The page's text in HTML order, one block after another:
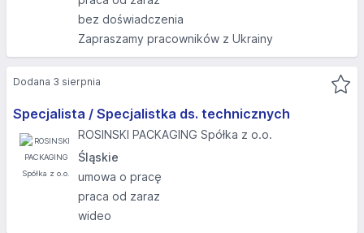
bez doświadczenia
Zapraszamy pracowników z Ukrainy
Specjalista / Specjalistka ds. technicznych
ROSINSKI PACKAGING Spółka z o.o.
Śląskie
umowa o pracę
praca od zaraz
wideo
Dodana 3 sierpnia